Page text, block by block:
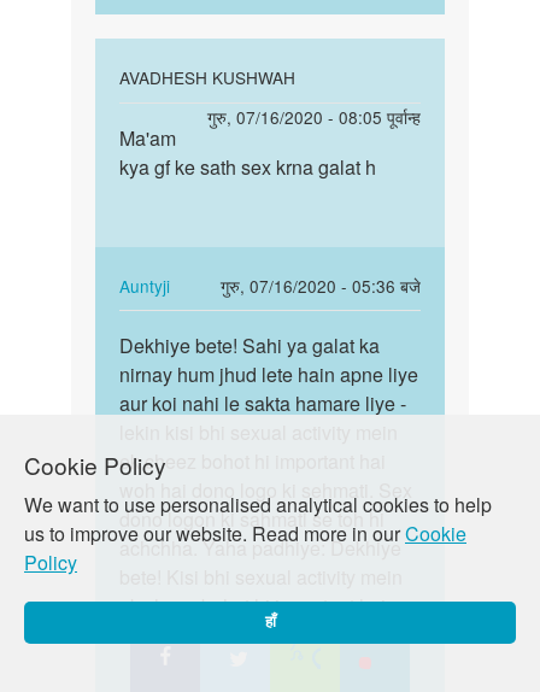
Cookie Policy
We want to use personalised analytical cookies to help
us to improve our website. Read more in ourCookie
Policy
हाँ
AVADHESH KUSHWAH
गुरु, 07/16/2020 - 08:05 पूर्वान्ह
reply
Hum
vishay
main…
by
Auntyji
Ma'am
kya
sath
sex…
Ma'am
kya gf ke sath sex krna galat h
Auntyji
गुरु, 07/16/2020 - 05:36 बजे
In
reply
to
Ma'am
kya
sex…
by
KUSHWAH
Dekhiye
bete!
Sahi
galat…
Dekhiye bete! Sahi ya galat ka
nirnay hum jhud lete hain apne liye
aur koi nahi le sakta hamare liye -
ek cheez bohot hi important hai
dono logon ki sahmati se toh hi
achchha. Yaha padhiye: Dekhiye
ek cheez bohot hi important hai
woh hai dono logo ki sehmati.